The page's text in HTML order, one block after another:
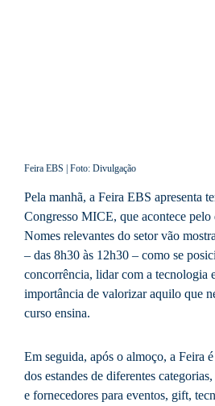
Feira EBS | Foto: Divulgação
Pela manhã, a Feira EBS apresenta
Congresso MICE, que acontece
Nomes relevantes do setor vão
– das 8h30 às 12h30 – como se
concorrência, lidar com a tecnologia
importância de valorizar aquilo que
curso ensina.
Em seguida, após o almoço, a Feira
dos estandes de diferentes
e fornecedores para eventos, gift,